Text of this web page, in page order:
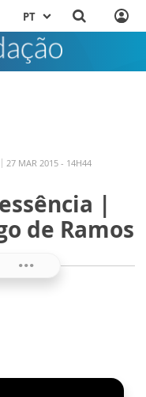
PT
27 MAR 2015 - 14H44
|
de Ramos